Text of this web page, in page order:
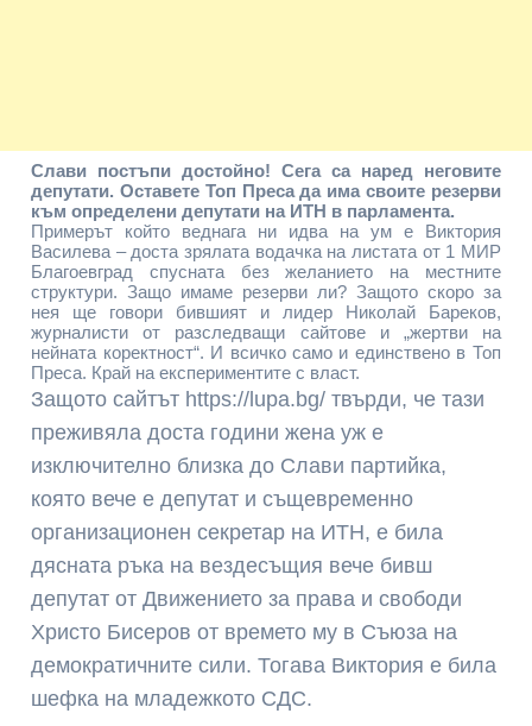
Слави постъпи достойно! Сега са наред неговите
депутати. Оставете Топ Преса да има своите резерви
към определени депутати на ИТН в парламента.
Примерът който веднага ни идва на ум е Виктория
Василева – доста зрялата водачка на листата от 1 МИР
Благоевград спусната без желанието на местните
структури. Защо имаме резерви ли? Защото скоро за
нея ще говори бившият и лидер Николай Бареков,
журналисти от разследващи сайтове и „жертви на
нейната коректност“. И всичко само и единствено в Топ
Преса. Край на експериментите с власт.
Защото сайтът https://lupa.bg/ твърди, че тази
преживяла доста години жена уж е
изключително близка до Слави партийка,
която вече е депутат и същевременно
организационен секретар на ИТН, е била
дясната ръка на вездесъщия вече бивш
депутат от Движението за права и свободи
Христо Бисеров от времето му в Съюза на
демократичните сили. Тогава Виктория е била
шефка на младежкото СДС.